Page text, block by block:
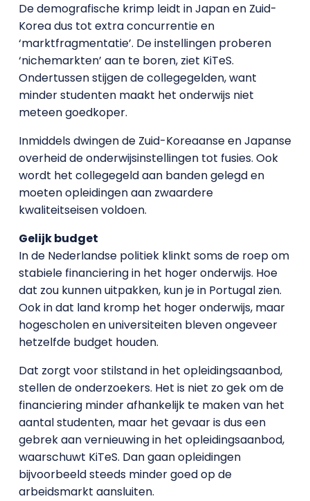
De demografische krimp leidt in Japan en Zuid-
Korea dus tot extra concurrentie en
‘marktfragmentatie’. De instellingen proberen
‘nichemarkten’ aan te boren, ziet KiTeS.
Ondertussen stijgen de collegegelden, want
minder studenten maakt het onderwijs niet
meteen goedkoper.
Inmiddels dwingen de Zuid-Koreaanse en Japanse
overheid de onderwijsinstellingen tot fusies. Ook
wordt het collegegeld aan banden gelegd en
moeten opleidingen aan zwaardere
kwaliteitseisen voldoen.
Gelijk budget
In de Nederlandse politiek klinkt soms de roep om
stabiele financiering in het hoger onderwijs. Hoe
dat zou kunnen uitpakken, kun je in Portugal zien.
Ook in dat land kromp het hoger onderwijs, maar
hogescholen en universiteiten bleven ongeveer
hetzelfde budget houden.
Dat zorgt voor stilstand in het opleidingsaanbod,
stellen de onderzoekers. Het is niet zo gek om de
financiering minder afhankelijk te maken van het
aantal studenten, maar het gevaar is dus een
gebrek aan vernieuwing in het opleidingsaanbod,
waarschuwt KiTeS. Dan gaan opleidingen
bijvoorbeeld steeds minder goed op de
arbeidsmarkt aansluiten.